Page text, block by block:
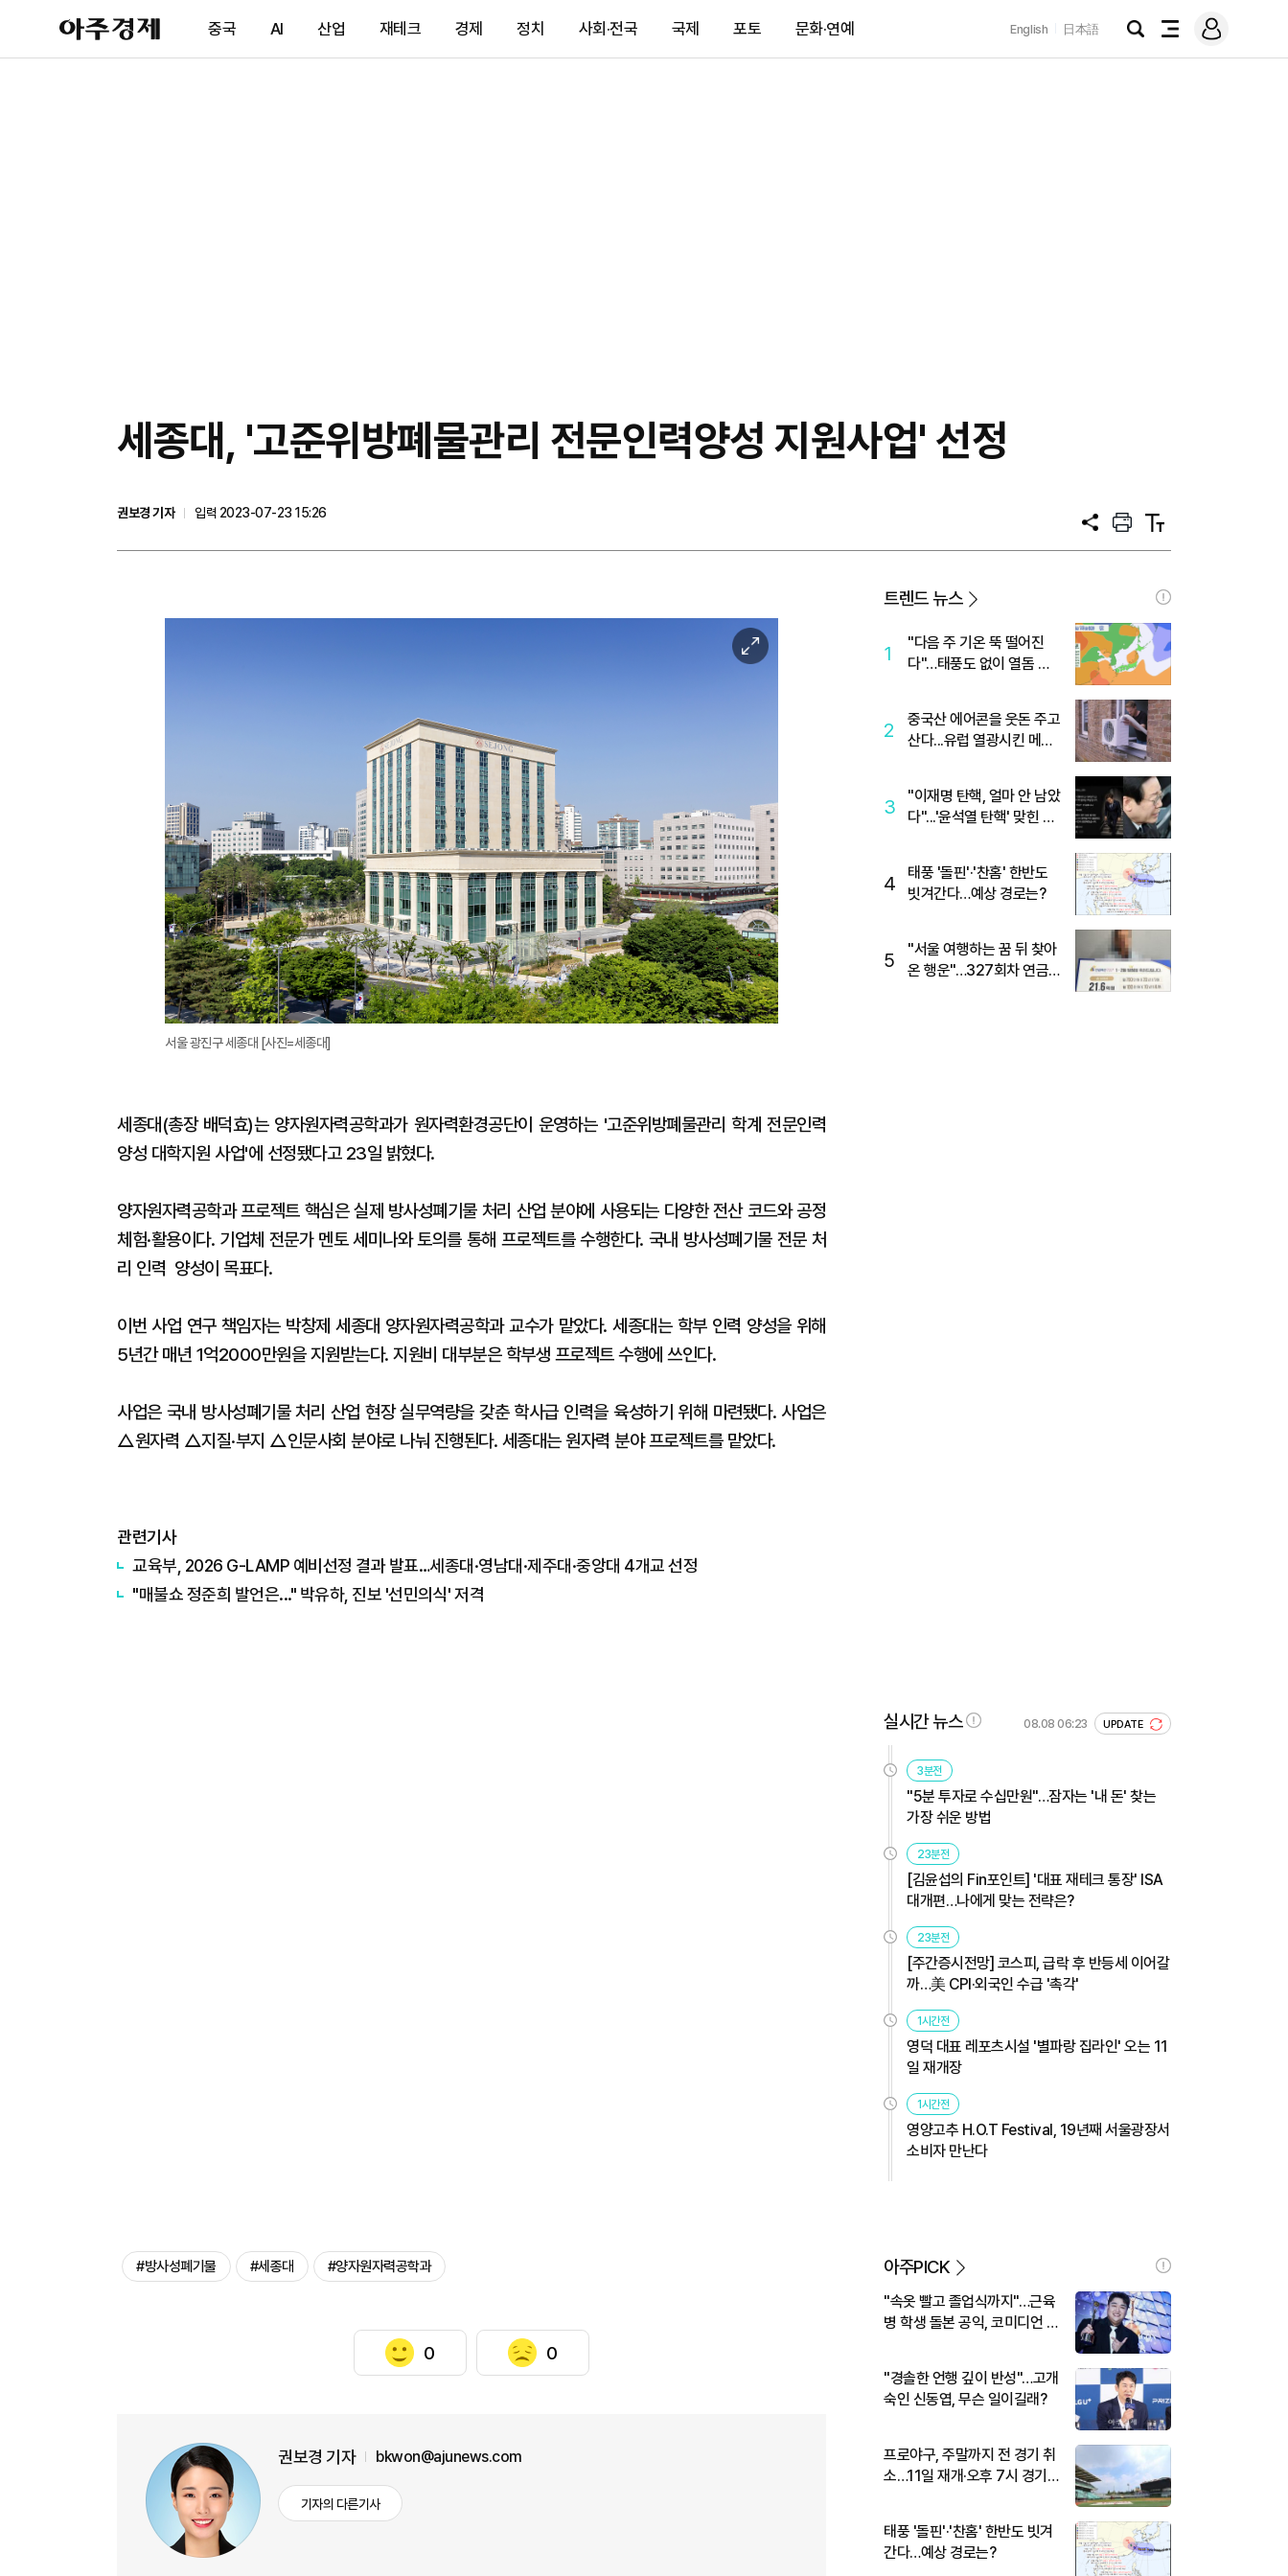
아
주
제
중국 AI 산업 재테크 경제 정치 사회·전국 국제 포토 문화·연예 English 日本語
검
전
메
그
세종대, '고준위방폐물관리 전문인력양성 지원사업' 선정
권보경 기자
입력 2023-07-23 15:26
공
프
트
텍
트
이
미
서울 광진구 세종대 [사진=세종대]
세종대(총장 배덕효)는 양자원자력공학과가 원자력환경공단이 운영하는 '고준위방폐물관리 학계 전문인력
양성 대학지원 사업'에 선정됐다고 23일 밝혔다.
양자원자력공학과 프로젝트 핵심은 실제 방사성폐기물 처리 산업 분야에 사용되는 다양한 전산 코드와 공정
체험·활용이다. 기업체 전문가 멘토 세미나와 토의를 통해 프로젝트를 수행한다. 국내 방사성폐기물 전문 처
리 인력 양성이 목표다.
이번 사업 연구 책임자는 박창제 세종대 양자원자력공학과 교수가 맡았다. 세종대는 학부 인력 양성을 위해
5년간 매년 1억2000만원을 지원받는다. 지원비 대부분은 학부생 프로젝트 수행에 쓰인다.
사업은 국내 방사성폐기물 처리 산업 현장 실무역량을 갖춘 학사급 인력을 육성하기 위해 마련됐다. 사업은
△원자력 △지질·부지 △인문사회 분야로 나눠 진행된다. 세종대는 원자력 분야 프로젝트를 맡았다.
관련기사
교육부, 2026 G-LAMP 예비선정 결과 발표…세종대·영남대·제주대·중앙대 4개교 선정
"매불쇼 정준희 발언은..." 박유하, 진보 '선민의식' 저격
#방사성폐기물 #세종대 #양자원자력공학과
0 0
권보경 기자 bkwon@ajunews.com
기자의 다른기사
트렌드 뉴스
1
"다음 주 기온 뚝 떨어진
다"…태풍도 없이 열돔 박
2
중국산 에어콘을 웃돈 주고
산다...유럽 열광시킨 메이
3
"이재명 탄핵, 얼마 안 남았
다"...'윤석열 탄핵' 맞힌 무
4
태풍 '돌핀'·'찬홈' 한반도
빗겨간다…예상 경로는?
5
"서울 여행하는 꿈 뒤 찾아
온 행운"…327회차 연금
실시간 뉴스 08.08 06:23 UPDATE
3분전
"5분 투자로 수십만원"…잠자는 '내 돈' 찾는
가장 쉬운 방법
23분전
[김윤섭의 Fin포인트] '대표 재테크 통장' ISA
대개편…나에게 맞는 전략은?
23분전
[주간증시전망] 코스피, 급락 후 반등세 이어갈
까…美 CPI·외국인 수급 '촉각'
1시간전
영덕 대표 레포츠시설 '별파랑 집라인' 오는 11
일 재개장
1시간전
영양고추 H.O.T Festival, 19년째 서울광장서
소비자 만난다
아주PICK
"속옷 빨고 졸업식까지"…근육
병 학생 돌본 공익, 코미디언 김
"경솔한 언행 깊이 반성"…고개
숙인 신동엽, 무슨 일이길래?
프로야구, 주말까지 전 경기 취
소…11일 재개·오후 7시 경기
태풍 '돌핀'·'찬홈' 한반도 빗겨
간다…예상 경로는?